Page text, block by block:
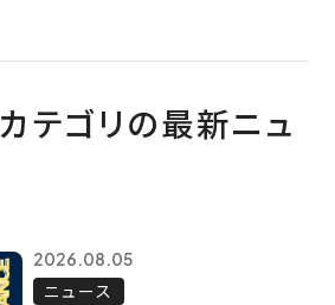
カテゴリの最新ニュ
2026.08.05
ニュース